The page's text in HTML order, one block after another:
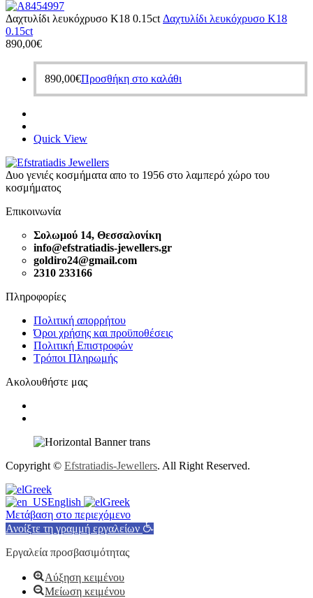
Δαχτυλίδι λευκόχρυσο Κ18 0.15ct Δαχτυλίδι λευκόχρυσο Κ18
0.15ct
890,00€
890,00€Προσθήκη στο καλάθι
Quick View
Δυο γενιές κοσμήματα απο το 1956 στο λαμπερό χώρο του
κοσμήματος
Επικοινωνία
Σολωμού 14, Θεσσαλονίκη
info@efstratiadis-jewellers.gr
goldiro24@gmail.com
2310 233166
Πληροφορίες
Πολιτική απορρήτου
Όροι χρήσης και προϋποθέσεις
Πολιτική Επιστροφών
Τρόποι Πληρωμής
Ακολουθήστε μας
Copyright © Efstratiadis-Jewellers. All Right Reserved.
Greek
English
Greek
Μετάβαση στο περιεχόμενο
Ανοίξτε τη γραμμή εργαλείων
Εργαλεία προσβασιμότητας
Αύξηση κειμένου
Μείωση κειμένου